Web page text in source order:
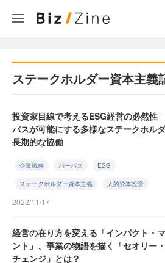
ステークホルダー資本主義
投資家目線で考えるESG経営の必然性
パスが可能にする多様なステークホル
長期的な協働
企業戦略 パーパス ESG
ステークホルダー資本主義 人的資本投資
2022/11/17
経営の在り方を変える「インパクト・
ント」、事業の物語を描く「セオリー
チェンジ」とは？